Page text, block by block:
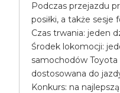
Podczas przejazdu
posiłki, a także
Czas trwania: jeden
Środek lokomocji:
samochodów Toyota
dostosowana do
Konkurs: na